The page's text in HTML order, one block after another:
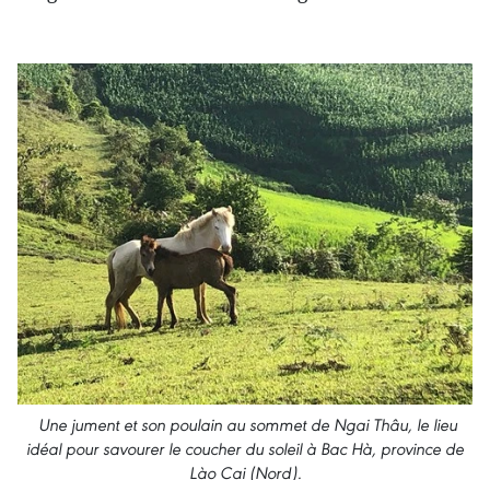
Une jument et son poulain au sommet de Ngai Thâu, le lieu
idéal pour savourer le coucher du soleil à Bac Hà, province de
Lào Cai (Nord).